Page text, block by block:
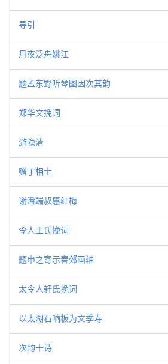
导引
月夜泛舟姚江
题孟东野听琴图因次其韵
郑华文挽词
游隐清
赠丁相士
谢潘端叔惠红梅
令人王氏挽词
题申之寄示春郊画轴
太令人轩氏挽词
以太湖石响板为文季寿
次韵十诗